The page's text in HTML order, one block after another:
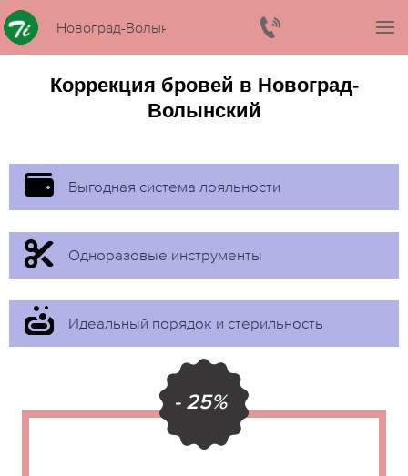
Новоград-Волынский
Коррекция бровей в Новоград-
Волынский
Выгодная система лояльности
Одноразовые инструменты
Идеальный порядок и стерильность
- 25%